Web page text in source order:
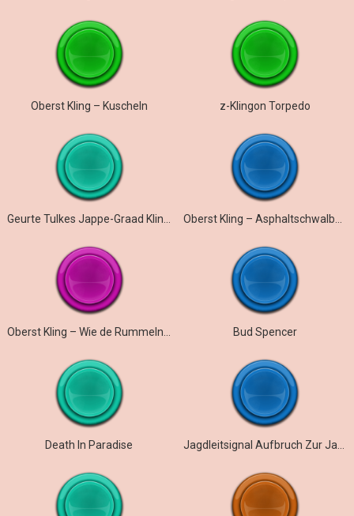
Oberst Kling – Kuscheln z-Klingon Torpedo
Bud Spencer
Death In Paradise